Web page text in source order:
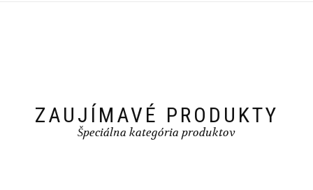
ZAUJÍMAVÉ PRODUKTY
Špeciálna kategória produktov